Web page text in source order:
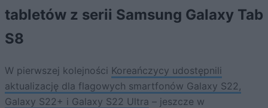
tabletów z serii Samsung Galaxy Tab
S8
W pierwszej kolejności Koreańczycy udostępnili
aktualizację dla flagowych smartfonów Galaxy S22,
Galaxy S22+ i Galaxy S22 Ultra – jeszcze w